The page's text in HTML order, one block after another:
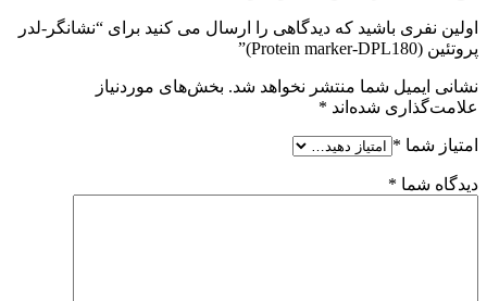
اولین نفری باشید که دیدگاهی را ارسال می کنید برای “نشانگر-لدر
پروتئین (Protein marker-DPL180)”
نشانی ایمیل شما منتشر نخواهد شد. بخش‌های موردنیاز
علامت‌گذاری شده‌اند *
امتیاز شما *
دیدگاه شما *